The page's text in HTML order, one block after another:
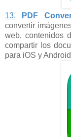
13. PDF
convertir
web, contenidos
compartir los
para iOS y